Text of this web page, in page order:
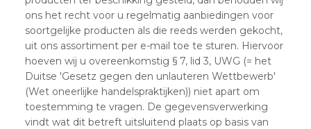
ons het recht voor u regelmatig aanbiedingen voor
soortgelijke producten als die reeds werden gekocht,
uit ons assortiment per e-mail toe te sturen. Hiervoor
hoeven wij u overeenkomstig § 7, lid 3, UWG (= het
Duitse 'Gesetz gegen den unlauteren Wettbewerb'
(Wet oneerlijke handelspraktijken)) niet apart om
toestemming te vragen. De gegevensverwerking
vindt wat dit betreft uitsluitend plaats op basis van